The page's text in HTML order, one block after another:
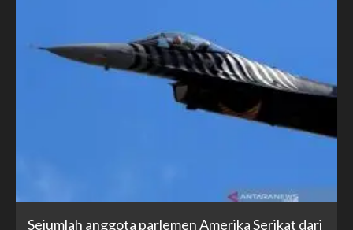
Sejumlah anggota parlemen Amerika Serikat dari